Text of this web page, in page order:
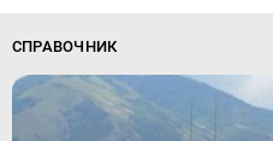
СПРАВОЧНИК